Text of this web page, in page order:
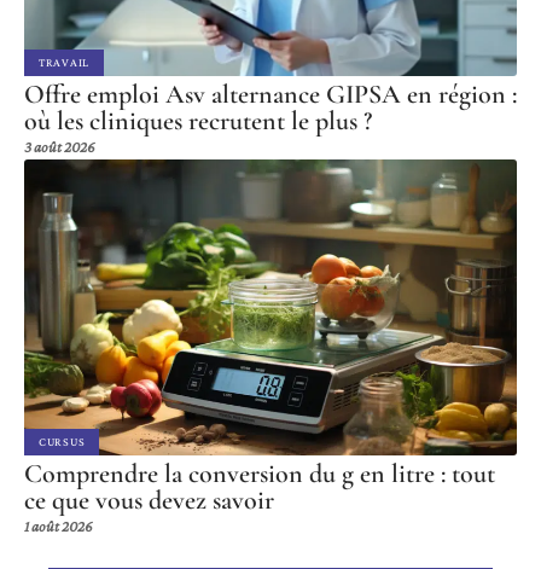
TRAVAIL
Offre emploi Asv alternance GIPSA en région :
où les cliniques recrutent le plus ?
3 août 2026
CURSUS
Comprendre la conversion du g en litre : tout
ce que vous devez savoir
1 août 2026